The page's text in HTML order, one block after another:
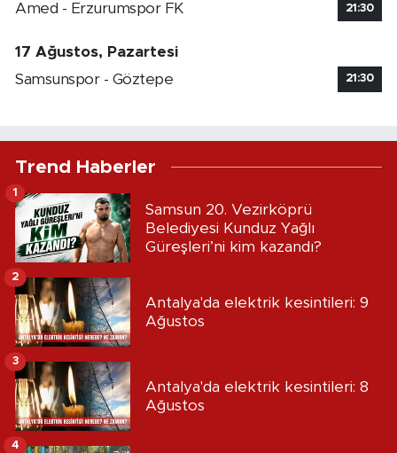
Amed - Erzurumspor FK 21:30
17 Ağustos, Pazartesi
Samsunspor - Göztepe
21:30
Trend Haberler
Samsun 20. Vezirköprü
Belediyesi Kunduz Yağlı
Güreşleri’ni kim kazandı?
1
Antalya'da elektrik kesintileri: 9
Ağustos
2
Antalya'da elektrik kesintileri: 8
Ağustos
3
4